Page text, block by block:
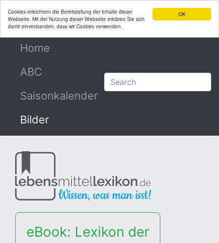
OK
Cookies erleichtern die Bereitstellung der Inhalte dieser
Webseite. Mit der Nutzung dieser Webseite erklären Sie sich
damit einverstanden, dass wir Cookies verwenden.
Home
ABC
Saisonkalender
Bilder
eBook: Lexikon der